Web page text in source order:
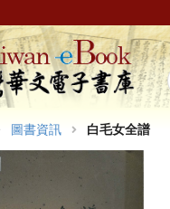
圖書資訊 白毛女全譜